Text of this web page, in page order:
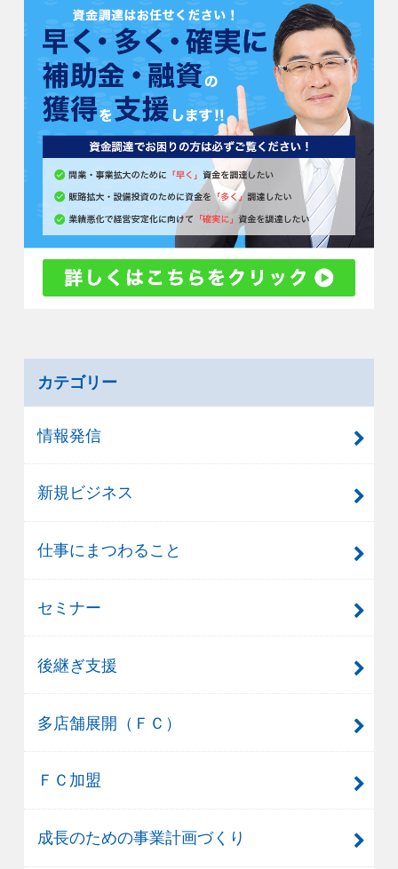
カテゴリー
情報発信
新規ビジネス
仕事にまつわること
セミナー
後継ぎ支援
多店舗展開（ＦＣ）
ＦＣ加盟
成長のための事業計画づくり